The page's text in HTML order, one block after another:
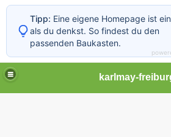
karlmay-
Tipp: Eine eigene Homepage ist
als du denkst. So findest du den
passenden Baukasten.